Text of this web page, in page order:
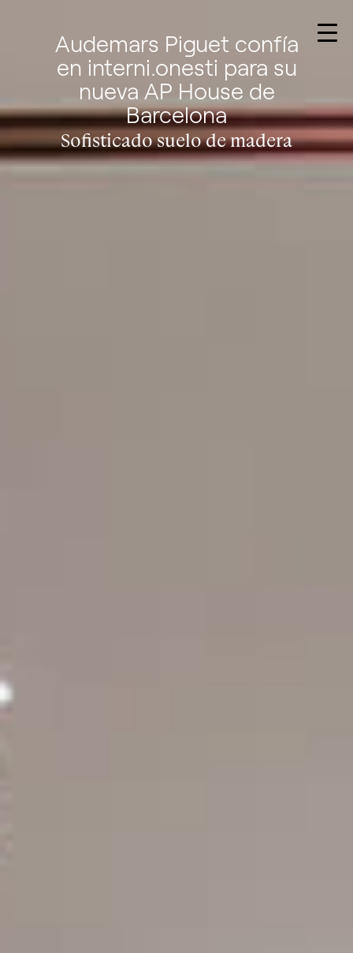
Audemars Piguet confía
en interni.onesti para su
nueva AP House de
Barcelona
Sofisticado suelo de madera